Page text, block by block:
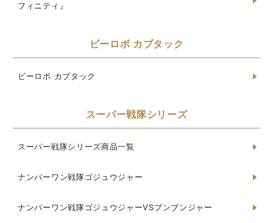
フィニティ』
ビーロボ カブタック
ビーロボ カブタック
スーパー戦隊シリーズ
スーパー戦隊シリーズ商品一覧
ナンバーワン戦隊ゴジュウジャー
ナンバーワン戦隊ゴジュウジャーVSブンブンジャー